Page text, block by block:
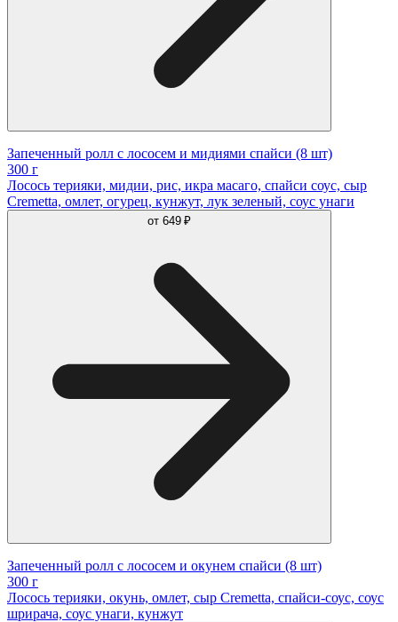
Запеченный ролл с лососем и мидиями спайси (8 шт)
300 г
Лосось терияки, мидии, рис, икра масаго, спайси соус, сыр
Cremetta, омлет, огурец, кунжут, лук зеленый, соус унаги
от 649 ₽
Запеченный ролл с лососем и окунем спайси (8 шт)
300 г
Лосось терияки, окунь, омлет, сыр Cremetta, спайси-соус, соус
шрирача, соус унаги, кунжут